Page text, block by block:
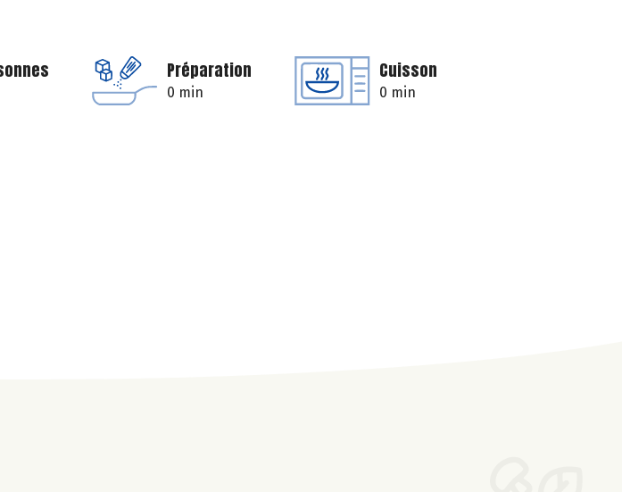
Préparation
0 min
Cuisson
0 min